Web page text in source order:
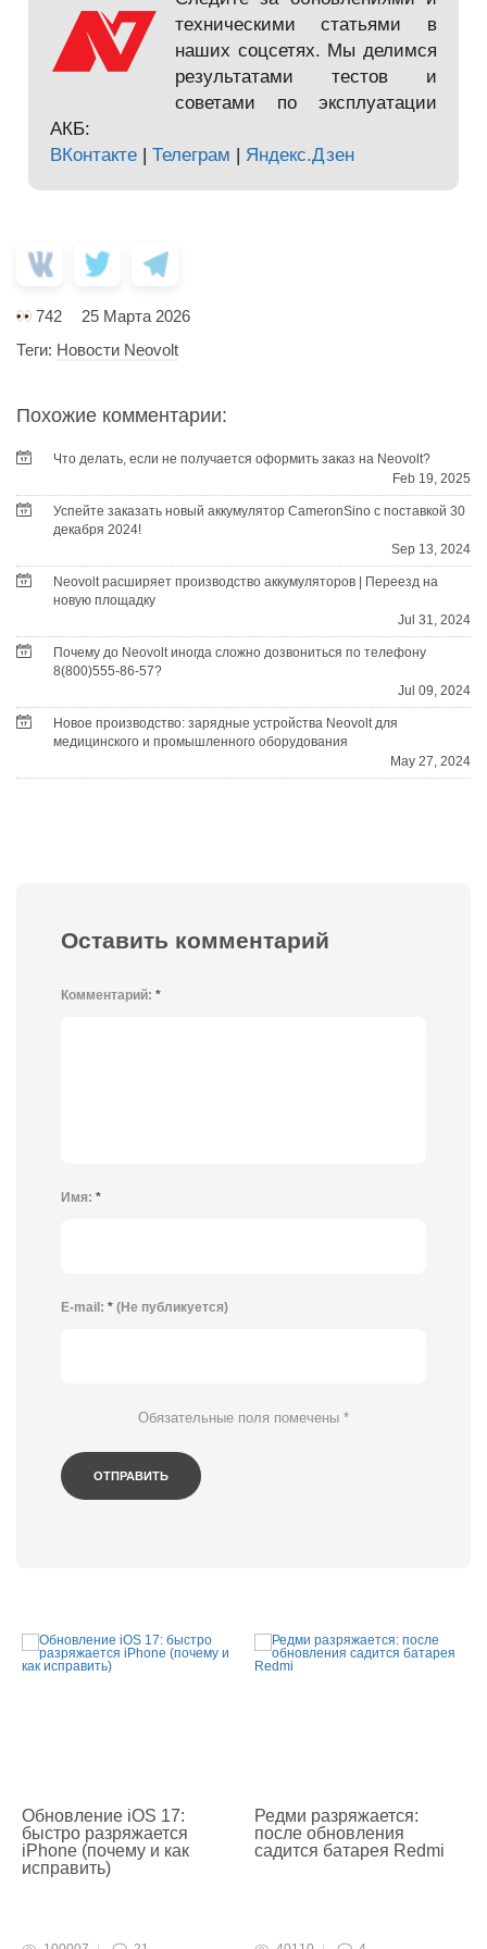
техническими статьями в
наших соцсетях. Мы делимся
результатами тестов и
советами по эксплуатации
АКБ:
ВКонтакте |Телеграм | Яндекс.Дзен
742
25 Марта 2026
Теги: Новости Neovolt
Похожие комментарии:
Что делать, если не получается оформить заказ на Neovolt?
Feb 19, 2025
Успейте заказать новый аккумулятор CameronSino с поставкой 30
декабря 2024!
Sep 13, 2024
Neovolt расширяет производство аккумуляторов | Переезд на
новую площадку
Jul 31, 2024
Почему до Neovolt иногда сложно дозвониться по телефону
8(800)555-86-57?
Jul 09, 2024
Новое производство: зарядные устройства Neovolt для
медицинского и промышленного оборудования
May 27, 2024
Оставить комментарий
Комментарий: *
Имя: *
E-mail: * (Не публикуется)
Обязательные поля помечены *
Обновление iOS 17:
быстро разряжается
iPhone (почему и как
исправить)
Редми разряжается:
после обновления
садится батарея Redmi